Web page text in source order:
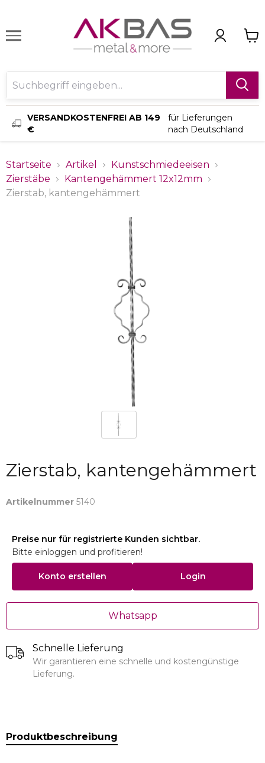
VERSANDKOSTENFREI AB 149
€
für Lieferungen
nach Deutschland
Startseite Artikel
Kunstschmiedeeisen
Zierstäbe
Kantengehämmert 12x12mm
Zierstab, kantengehämmert
Zierstab, kantengehämmert
Artikelnummer 5140
Preise nur für registrierte Kunden sichtbar.
Bitte einloggen und profitieren!
Konto erstellen Login
Whatsapp
Schnelle Lieferung
Wir garantieren eine schnelle und kostengünstige
Lieferung.
Produktbeschreibung